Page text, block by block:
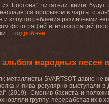
Бостона" читатели книги
прорывом в чарты с
и злоупотребления различными
фотографий и иллюстраций
подробнее
альбом народных песен
-металлисты SVARTSOT давно не
и пива регулярно выступали в
” (2019). Сменив басиста и
группу, переработав их в